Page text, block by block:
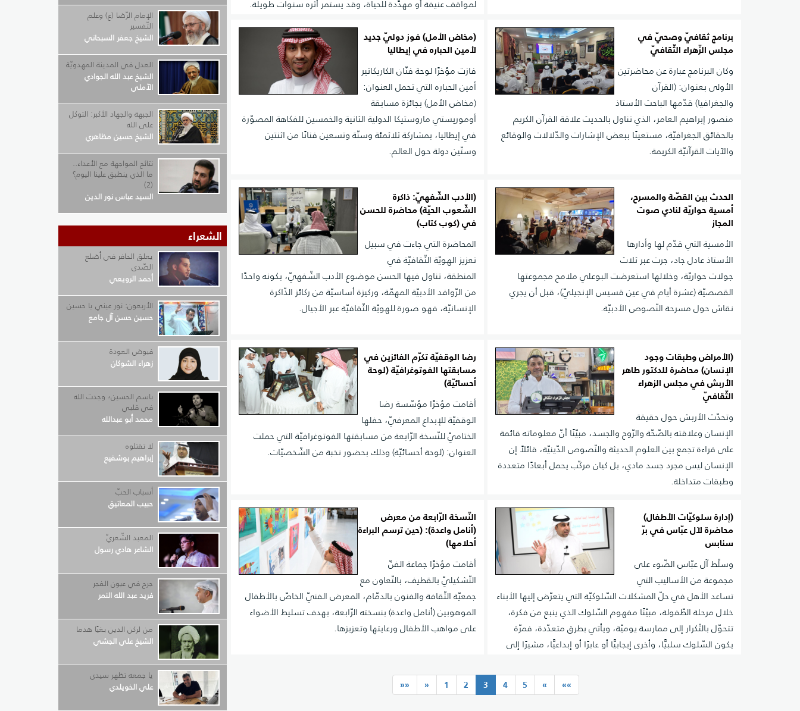
لمواقف عنيفة أو مهدِّدة للحياة، وقد يستمر أثره سنوات طويلة.
برنامج ثقافيّ وصحيّ في
مجلس الزّهراء الثّقافيّ
وكان البرنامج عبارة عن محاضرتين
الأولى بعنوان: (القرآن
والجغرافيا) قدّمها الباحث الأستاذ
منصور إبراهيم العامر، الذي تناول بالحديث علاقة القرآن الكريم
بالحقائق الجغرافيّة، مستعينًا ببعض الإشارات والدّلالات والوقائع
والآيات القرآنيّة الكريمة.
(مخاض الأمل) فوز دوليّ جديد
لأمين الحباره في إيطاليا
فازت مؤخرًا لوحة فنّان الكاريكاتير
أمين الحباره التي تحمل العنوان:
(مخاض الأمل) ‏بجائزة مسابقة
أوموريستي ماروستيكا الدولية الثانية والخمسين للفكاهة المصوّرة
في إيطاليا، ‏بمشاركة ثلاثمئة وستّة وتسعين فنانًا من اثنتين
وستّين دولة حول العالم.
الحدث بين القصّة والمسرح،
أمسية حواريّة لنادي صوت
المجاز
الأمسية التي قدّم لها وأدارها
الأستاذ عادل جاد، جرت عبر ثلاث
جولات حواريّة، وخلالها استعرضت البوعلي ملامح مجموعتها
القصصيّة (عشرة أيام في عين قسيس الإنجيليّ)، قبل أن يجري
نقاش حول مسرحة النّصوص الأدبيّة.
(الأدب الشّفهيّ: ذاكرة
الشّعوب الحيّة) محاضرة للحسن
في (كوب كتاب)
المحاضرة التي جاءت في سبيل
تعزيز الهويّة الثّقافيّة في
المنطقة، تناول فيها الحسن موضوع الأدب الشّفهيّ، بكونه واحدًا
من الرّوافد الأدبيّة المهمّة، وركيزة أساسيّة من ركائز الذّاكرة
الإنسانيّة، فهو صورة للهويّة الثّقافيّة عبر الأجيال.
(الأمراض وطبقات وجود
الإنسان) محاضرة للدكتور طاهر
الأربش في مجلس الزهراء
الثّقافيّ
وتحدّث الأربش حول حقيقة
الإنسان وعلاقته بالصّحّة والرّوح والجسد، مبيّنًا أنّ معلوماته قائمة
على قراءة تجمع بين العلوم الحديثة والنّصوص الدّينيّة، قائلاً إن
الإنسان ليس مجرد جسد مادي، بل كيان مركّب يحمل أبعادًا متعددة
وطبقات متداخلة.
رضا الوقفيّة تكرّم الفائزين في
مسابقتها الفوتوغرافيّة (لوحة
أحسائيّة)
أقامت مؤخرًا مؤسّسة رضا
الوقفيّة للإبداع المعرفيّ، حفلها
الختاميّ للنّسخة الرّابعة من مسابقتها الفوتوغرافيّة التي حملت
العنوان: (لوحة أحسائيّة) وذلك بحضور نخبة من الشّخصيّات.
(إدارة سلوكيّات الأطفال)
محاضرة لآل عبّاس في برّ
سنابس
وسلّط آل عبّاس الضّوء على
مجموعة من الأساليب التي
تساعد الأهل في حلّ المشكلات السّلوكيّة التي يتعرّض إليها الأبناء
خلال مرحلة الطّفولة، مبيّنًا مفهوم السّلوك الذي ينبع من فكرة،
تتحوّل بالتّكرار إلى ممارسة يوميّة، ويأتي بطرق متعدّدة، فمرّة
يكون السّلوك سلبيًّا، وأخرى إيجابيًّا أو عابرًا أو إبداعيًّا، مشيرًا إلى
النّسخة الرّابعة من معرض
(أنامل واعدة): (حين ترسم البراءة
أحلامها)
أقامت مؤخرًا جماعة الفنّ
التّشكيليّ بالقطيف، بالتّعاون مع
جمعيّة الثّقافة والفنون بالدمّام، المعرض الفنيّ الخاصّ بالأطفال
الموهوبين (أنامل واعدة) بنسخته الرّابعة، بهدف تسليط الأضواء
على مواهب الأطفال ورعايتها وتعزيزها.
«« « 1 2 3
(current) 4 5 » »»
الإمام الرّضا (ع) وعلم
التّفسير
الشيخ جعفر السبحاني
العدل في المدينة المهدويّة
الشيخ عبد الله الجوادي
الآملي
الجبهة والجهاد الأكبر: التوكل
على الله
الشيخ حسين مظاهري
نتائج المواجهة مع الأعداء..
ما الذي ينطبق علينا اليوم؟
(2)
السيد عباس نور الدين
الشعراء
يعلق الحافر في أضلع
الصّدى
أحمد الرويعي
الأربعون: نور عيني يا حسين
حسين حسن آل جامع
فيوض العودة
زهراء الشوكان
باسم الحسين؛ وجدت الله
في قلبي
محمد أبو عبدالله
لا تقتلوه
إبراهيم بوشفيع
أسباب الحبّ
حبيب المعاتيق
المعبد الشّعريّ
الشاعر هادي رسول
جرح في عيون الفجر
فريد عبد الله النمر
من لركن الدين بغيًا هدما
الشيخ علي الجشي
يا جمعه تظهر سيدي
علي الخويلدي